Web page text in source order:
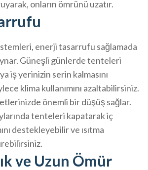
onların ömrünü uzatır.
enerji tasarrufu sağlamada
Güneşli günlerde tenteleri
iş yerinizin serin kalmasını
klima kullanımını azaltabilirsiniz.
önemli bir düşüş sağlar.
tenteleri kapatarak iç
destekleyebilir ve ısıtma
ve Uzun Ömür